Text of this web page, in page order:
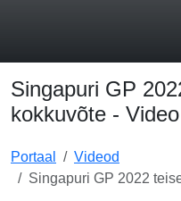
Singapuri GP
kokkuvõte - Video
Portaal
Videod
Singapuri GP 2022